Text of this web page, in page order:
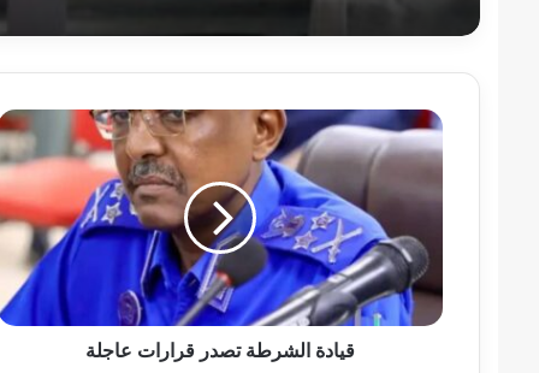
قيادة
الشرطة
قيادة الشرطة تصدر قرارات عاجلة